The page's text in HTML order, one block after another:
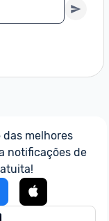
melhores
notificações de